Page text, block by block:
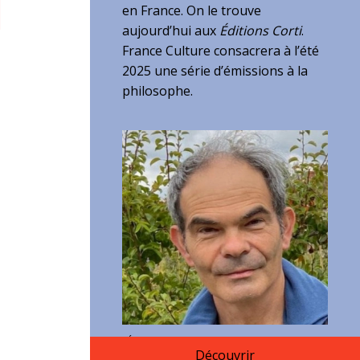
en France. On le trouve
aujourd’hui aux Éditions Corti.
France Culture consacrera à l’été
2025 une série d’émissions à la
philosophe.
Prix É & S 2025 communiqué
TéléchargerDécouvrir